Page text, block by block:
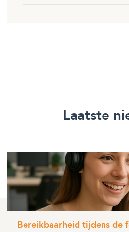
Laatste
Bereikbaarheid tijdens de